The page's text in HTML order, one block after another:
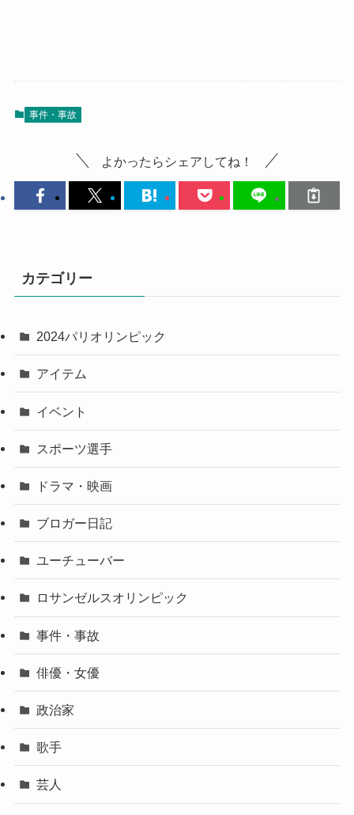
事件・事故
よかったらシェアしてね！
カテゴリー
2024パリオリンピック
アイテム
イベント
スポーツ選手
ドラマ・映画
ブロガー日記
ユーチューバー
ロサンゼルスオリンピック
事件・事故
俳優・女優
政治家
歌手
芸人